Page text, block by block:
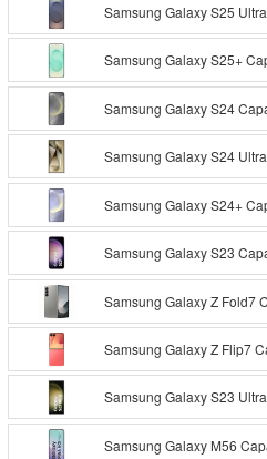
Samsung Galaxy S25
Samsung Galaxy S25+
Samsung Galaxy S24
Samsung Galaxy S24
Samsung Galaxy S24+
Samsung Galaxy S23
Samsung Galaxy Z Fold7
Samsung Galaxy Z Flip7
Samsung Galaxy S23
Samsung Galaxy M56